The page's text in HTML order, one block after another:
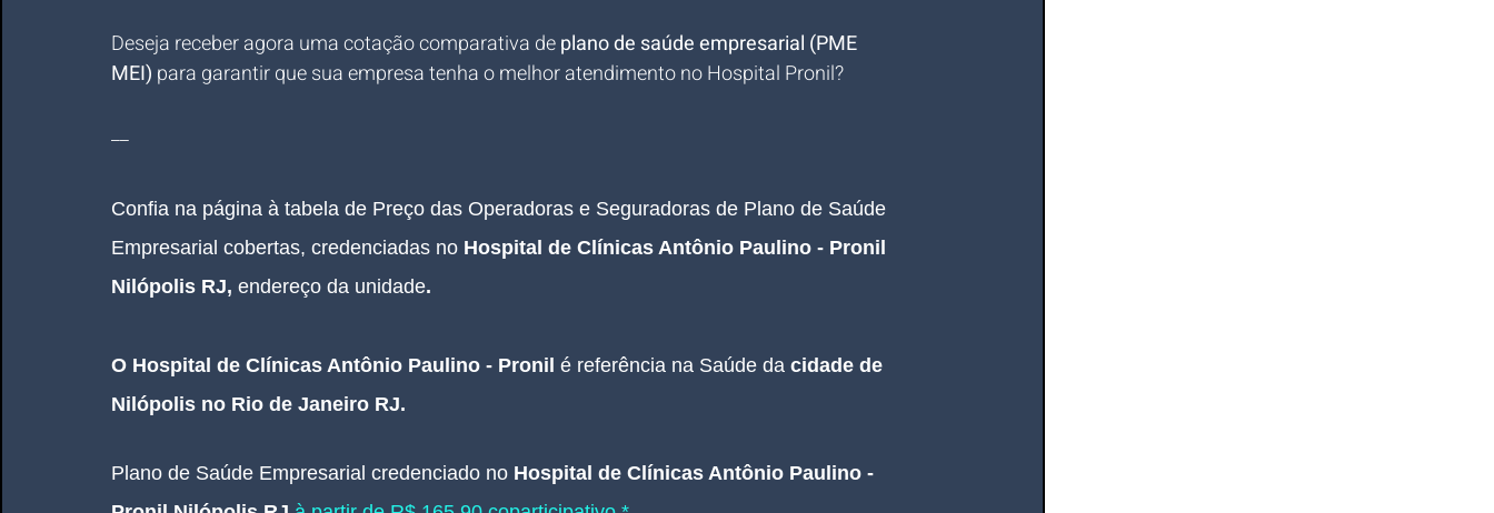
Deseja receber agora uma cotação comparativa de plano de saúde empresarial (PME
MEI) para garantir que sua empresa tenha o melhor atendimento no Hospital Pronil?
__
Confia na página à tabela de Preço das Operadoras e Seguradoras de Plano de Saúde
Empresarial cobertas, credenciadas no Hospital de Clínicas Antônio Paulino - Pronil
Nilópolis RJ, endereço da unidade.
O Hospital de Clínicas Antônio Paulino - Pronil é referência na Saúde da cidade de
Nilópolis no Rio de Janeiro RJ.
Plano de Saúde Empresarial credenciado no Hospital de Clínicas Antônio Paulino -